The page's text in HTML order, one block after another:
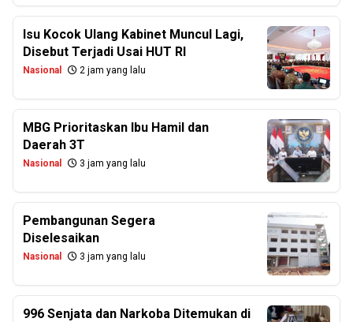
Isu Kocok Ulang Kabinet Muncul Lagi,
Disebut Terjadi Usai HUT RI
Nasional 2 jam yang lalu
MBG Prioritaskan Ibu Hamil dan
Daerah 3T
Nasional 3 jam yang lalu
Pembangunan Segera
Diselesaikan
Nasional 3 jam yang lalu
996 Senjata dan Narkoba Ditemukan di